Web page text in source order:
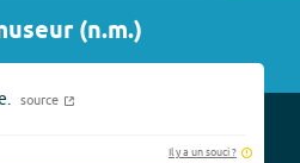
(n.m.)
source
Il y a un souci ?